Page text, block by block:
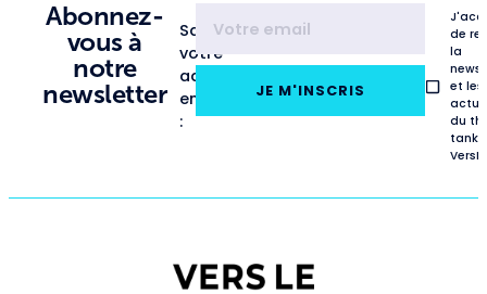
Abonnez-
vous à
notre
newsletter
Saisissez
votre
adresse
email
:
JE M'INSCRIS
de
la
et les
du
tank